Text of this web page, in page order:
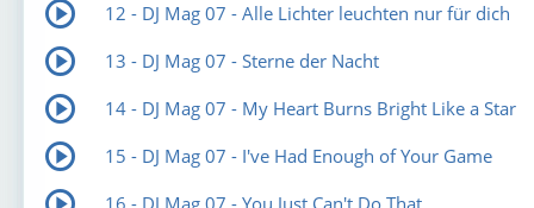
12 - DJ Mag 07 - Alle Lichter leuchten nur für dich
13 - DJ Mag 07 - Sterne der Nacht
14 - DJ Mag 07 - My Heart Burns Bright Like a Star
15 - DJ Mag 07 - I've Had Enough of Your Game
16 - DJ Mag 07 - You Just Can't Do That